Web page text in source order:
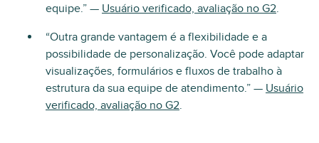
equipe.” — Usuário verificado, avaliação no G2.
“Outra grande vantagem é a flexibilidade e a
possibilidade de personalização. Você pode adaptar
visualizações, formulários e fluxos de trabalho à
estrutura da sua equipe de atendimento.” — Usuário
verificado, avaliação no G2.